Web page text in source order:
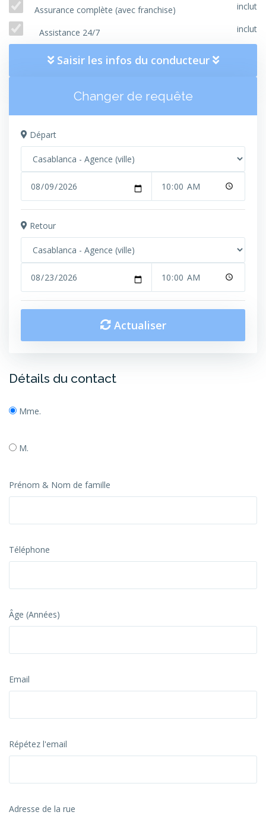
Assurance complète (avec franchise) inclut
Assistance 24/7 inclut
Saisir les infos du conducteur
Changer de requête
Départ
Retour
Actualiser
Détails du contact
Mme.
M.
Prénom & Nom de famille
Téléphone
Âge (Années)
Email
Répétez l'email
Adresse de la rue